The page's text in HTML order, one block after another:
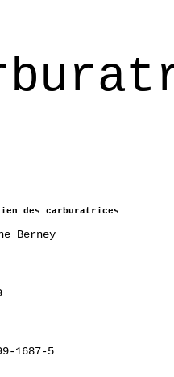
des carburatrices
Berney
1687-5